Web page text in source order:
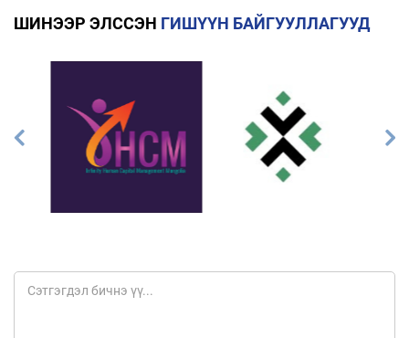
ШИНЭЭР ЭЛССЭН ГИШҮҮН БАЙГУУЛЛАГУУД